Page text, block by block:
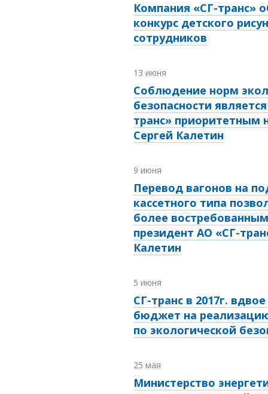
Компания «СГ-транс»
конкурс детского
сотрудников
13 июня
Соблюдение норм
безопасности
транс» приоритетным
Сергей Калетин
9 июня
Перевод вагонов на
кассетного типа
более
президент АО «СГ-
Калетин
5 июня
СГ-транс в 2017г.
бюджет на
по экологической
25 мая
Министерство